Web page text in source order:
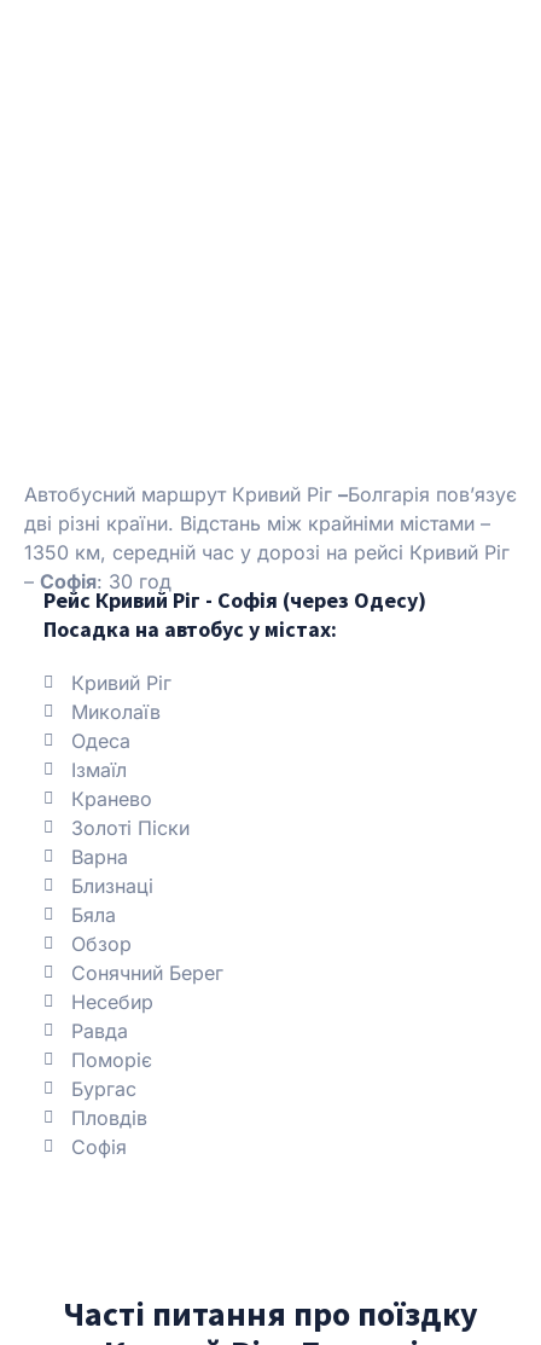
Автобусний маршрут Кривий Ріг –Болгарія пов’язує
дві різні країни. Відстань між крайніми містами –
1350 км, середній час у дорозі на рейсі Кривий Ріг
– Софія: 30 год
Рейс Кривий Ріг - Софія (через Одесу)
Посадка на автобус у містах:
Кривий Ріг
Миколаїв
Одеса
Ізмаїл
Кранево
Золоті Піски
Варна
Близнаці
Бяла
Обзор
Сонячний Берег
Несебир
Равда
Поморіє
Бургас
Пловдів
Софія
Часті питання про поїздку